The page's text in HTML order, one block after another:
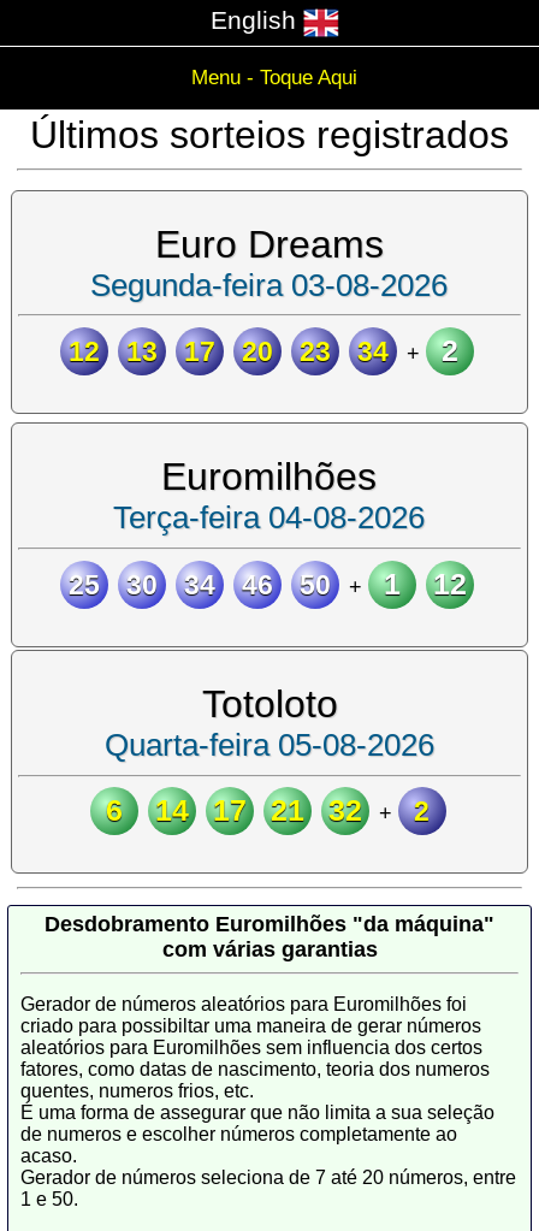
English
Menu - Toque Aqui
Últimos sorteios registrados
Euro Dreams
Segunda-feira 03-08-2026
12 13 17 20 23 34 + 2
Euromilhões
Terça-feira 04-08-2026
25 30 34 46 50 + 1 12
Totoloto
Quarta-feira 05-08-2026
6 14 17 21 32 + 2
Desdobramento Euromilhões "da máquina"
com várias garantias
Gerador de números aleatórios para Euromilhões foi
criado para possibiltar uma maneira de gerar números
aleatórios para Euromilhões sem influencia dos certos
fatores, como datas de nascimento, teoria dos numeros
quentes, numeros frios, etc.
É uma forma de assegurar que não limita a sua seleção
de numeros e escolher números completamente ao
acaso.
Gerador de números seleciona de 7 até 20 números, entre
1 e 50.